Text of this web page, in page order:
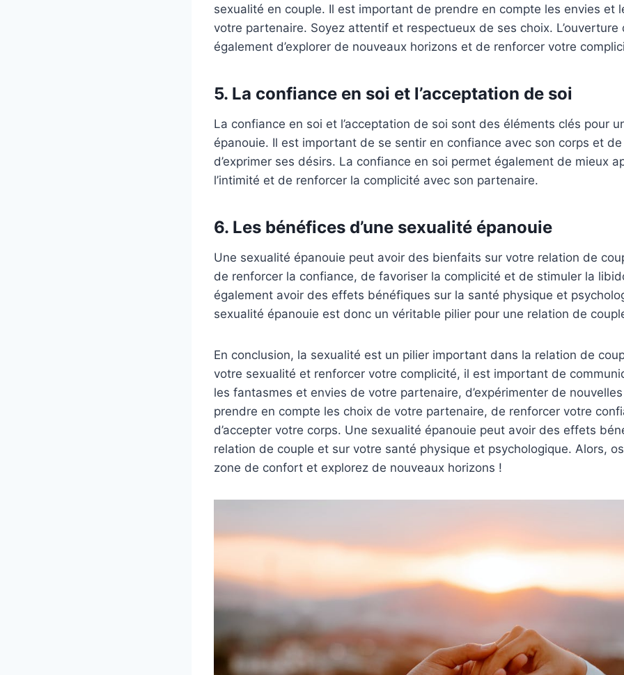
sexualité en couple. Il est important de prendre en compte les envies et
votre partenaire. Soyez attentif et respectueux de ses choix. L’ouverture
également d’explorer de nouveaux horizons et de renforcer votre
5. La confiance en soi et l’acceptation de soi
La confiance en soi et l’acceptation de soi sont des éléments clés pour
épanouie. Il est important de se sentir en confiance avec son corps et
d’exprimer ses désirs. La confiance en soi permet également de mieux
l’intimité et de renforcer la complicité avec son partenaire.
6. Les bénéfices d’une sexualité épanouie
Une sexualité épanouie peut avoir des bienfaits sur votre relation de
de renforcer la confiance, de favoriser la complicité et de stimuler la
également avoir des effets bénéfiques sur la santé physique et
sexualité épanouie est donc un véritable pilier pour une relation de
En conclusion, la sexualité est un pilier important dans la relation de
votre sexualité et renforcer votre complicité, il est important de
les fantasmes et envies de votre partenaire, d’expérimenter de
prendre en compte les choix de votre partenaire, de renforcer votre
d’accepter votre corps. Une sexualité épanouie peut avoir des effets
relation de couple et sur votre santé physique et psychologique. Alors,
zone de confort et explorez de nouveaux horizons !